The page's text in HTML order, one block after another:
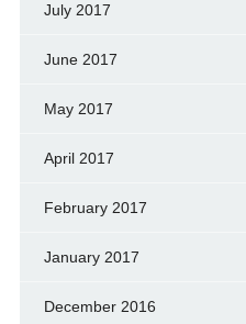
July 2017
June 2017
May 2017
April 2017
February 2017
January 2017
December 2016